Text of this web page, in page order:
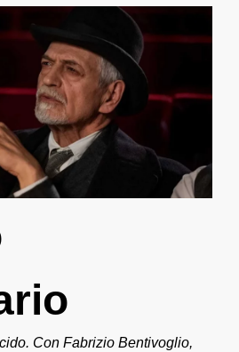
Con Fabrizio Bentivoglio,